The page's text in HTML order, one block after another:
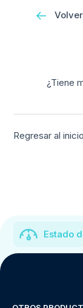
¿Tiene
Regresar al inicio
Estado